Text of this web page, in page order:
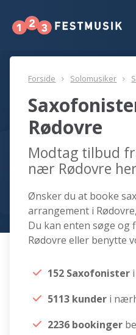
Forside Solomusiker
Rødovre
Modtag tilbud
nær Rødovre her
Ønsker du at booke
arrangement i
Du kan enten søge
Rødovre eller benytte
152 Saxofonister
5113 kunder i
2236 bookinger